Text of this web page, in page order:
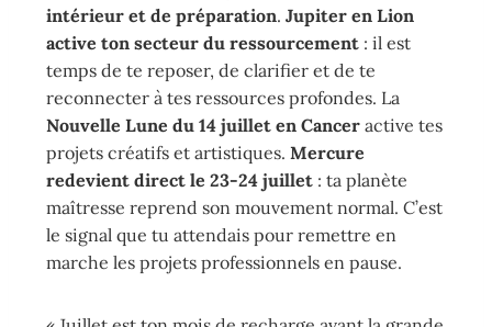
intérieur et de préparation. Jupiter en Lion
active ton secteur du ressourcement : il est
temps de te reposer, de clarifier et de te
reconnecter à tes ressources profondes. La
Nouvelle Lune du 14 juillet en Cancer active tes
projets créatifs et artistiques. Mercure
redevient direct le 23-24 juillet : ta planète
maîtresse reprend son mouvement normal. C’est
le signal que tu attendais pour remettre en
marche les projets professionnels en pause.